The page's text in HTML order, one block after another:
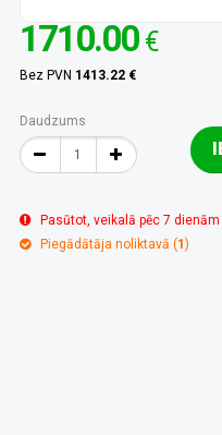
1710.00 €
Bez PVN 1413.22 €
Daudzums
Pasūtot, veikalā pēc 7 dienām
Piegādātāja noliktavā (1 )